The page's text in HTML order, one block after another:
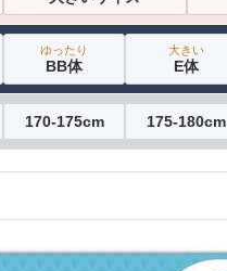
ゆったり
BB体
大きい
E体
170-175cm 175-180cm